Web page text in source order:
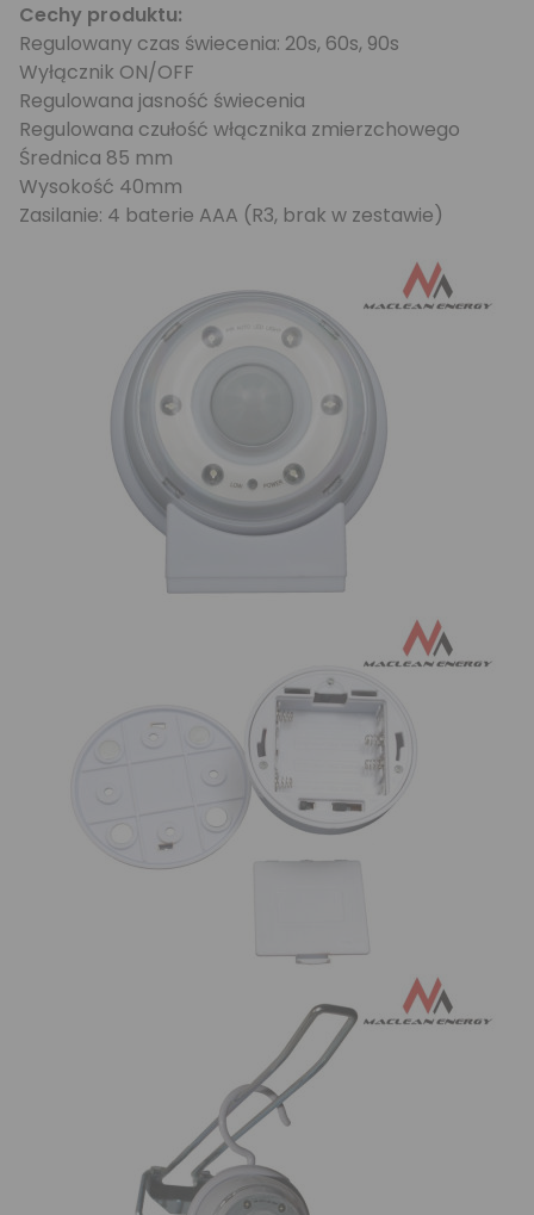
Cechy produktu:
Regulowany czas świecenia: 20s, 60s, 90s
Wyłącznik ON/OFF
Regulowana jasność świecenia
Regulowana czułość włącznika zmierzchowego
Średnica 85 mm
Wysokość 40mm
Zasilanie: 4 baterie AAA (R3, brak w zestawie)